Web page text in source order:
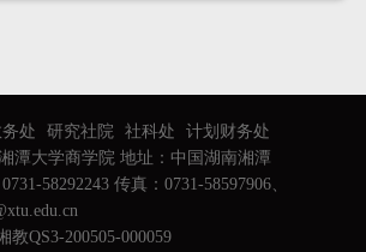
处 研究社院 社科处
计划财务处
潭大学商学院 地址：中国湖南湘潭
58292243 传真：0731-58597906、
教QS3-200505-000059